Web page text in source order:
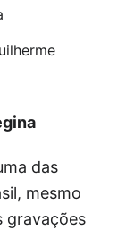
das
mesmo
gravações